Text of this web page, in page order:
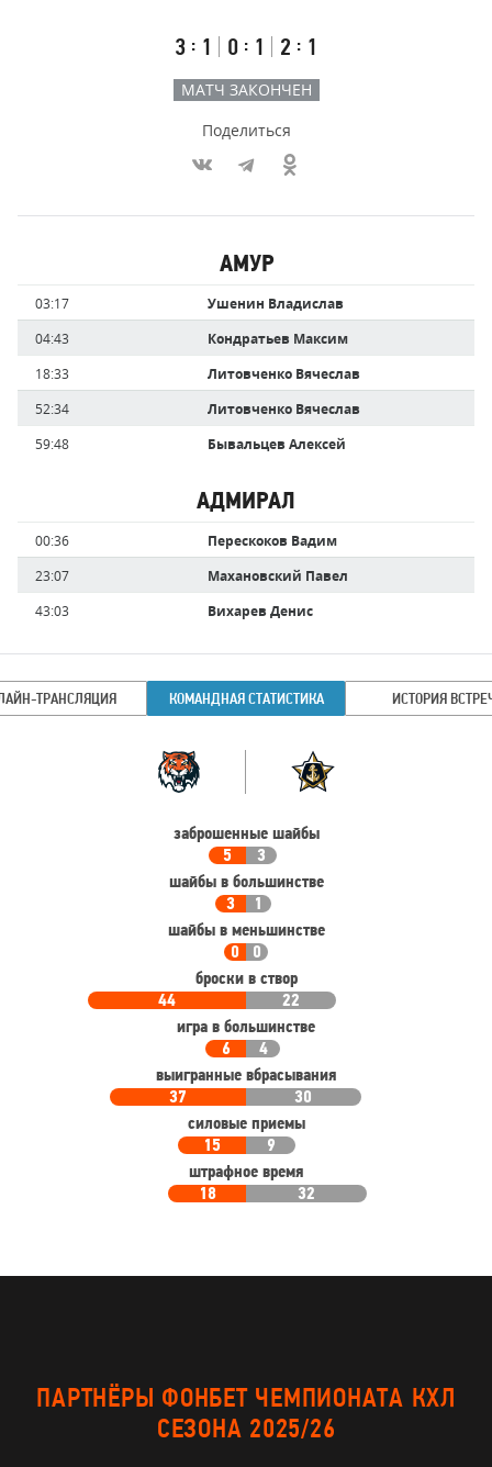
Первый
тайм
3 : 1
Второй
тайм
0 : 1
Третий
тайм
2 : 1
МАТЧ ЗАКОНЧЕН
Поделиться
забившие
голы
АМУР
Время Имя
03:17
Ушенин Владислав
04:43
Кондратьев Максим
18:33
Литовченко Вячеслав
52:34
Литовченко Вячеслав
59:48
Бывальцев Алексей
АДМИРАЛ
Время Имя
игрока
00:36
Перескоков Вадим
23:07
Махановский Павел
43:03
Вихарев Денис
ТРАНСЛЯЦИЯ КОМАНДНАЯ СТАТИСТИКА ИСТОРИЯ
Команда
заброшенные шайбы
5
3
шайбы в большинстве
3
1
шайбы в меньшинстве
0
0
броски в створ
44
22
игра в большинстве
6
4
выигранные вбрасывания
37
30
силовые приемы
15
9
штрафное время
18
32
ПАРТНЁРЫ ФОНБЕТ ЧЕМПИОНАТА КХЛ
СЕЗОНА 2025/26